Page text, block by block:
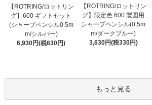
【ROTRING/ロットリン
グ】600 ギフトセット
(シャープペンシル0.5m
m/シルバー)
6,930円(税630円)
【ROTRING/ロットリン
グ】限定色 600 製図用
シャープペンシル(0.5m
m/ダークブルー)
3,630円(税330円)
もっと見る